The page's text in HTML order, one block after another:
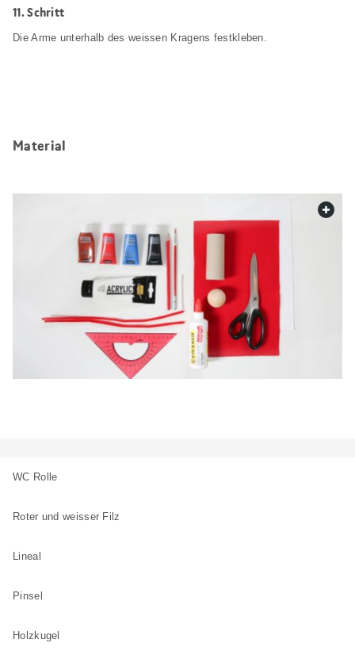
Schritt
Die Arme unterhalb des weissen Kragens festkleben.
Material
WC Rolle
Roter und weisser Filz
Lineal
Pinsel
Holzkugel